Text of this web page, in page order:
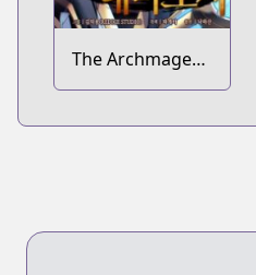
The Archmage
Returns After